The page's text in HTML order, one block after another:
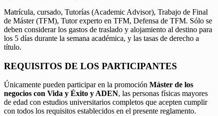
Matrícula, cursado, Tutorías (Academic Advisor), Trabajo de Final
de Máster (TFM), Tutor experto en TFM, Defensa de TFM. Sólo se
deben considerar los gastos de traslado y alojamiento al destino para
los 5 días durante la semana académica, y las tasas de derecho a
título.
REQUISITOS DE LOS PARTICIPANTES
Únicamente pueden participar en la promoción Máster de los
negocios con Vida y Éxito y ADEN, las personas físicas mayores
de edad con estudios universitarios completos que acepten cumplir
con todos los requisitos establecidos en el presente reglamento.